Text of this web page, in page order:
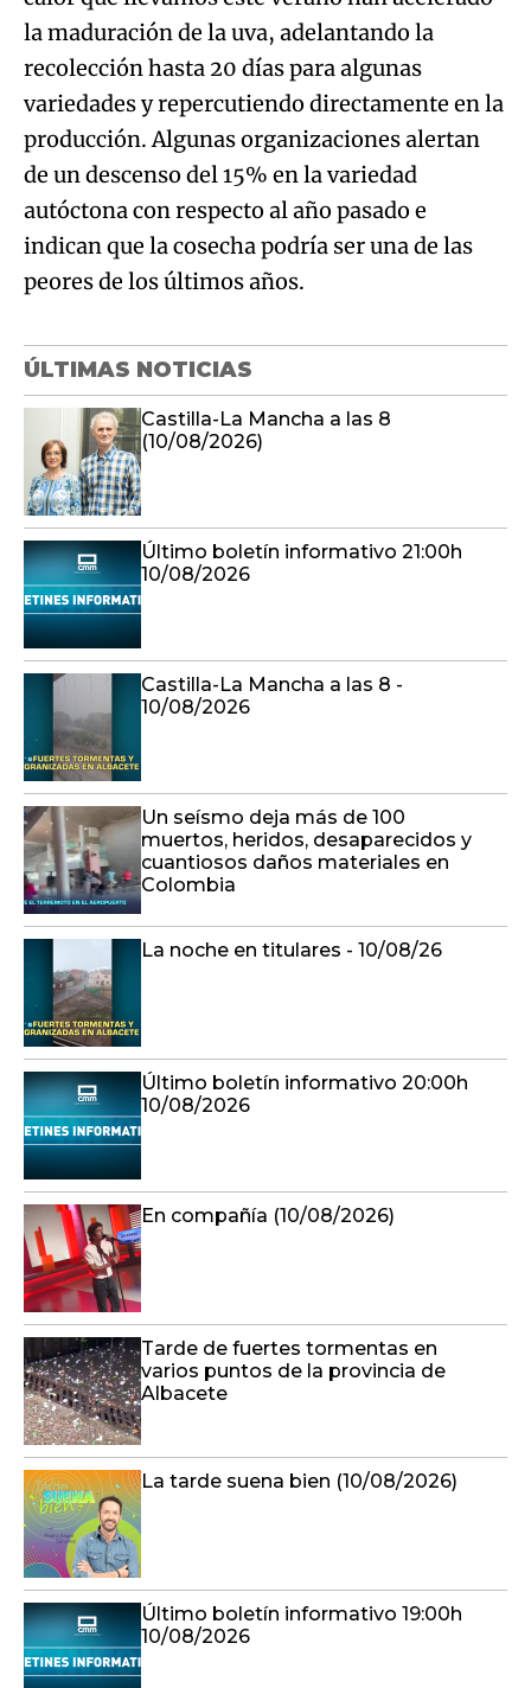
la maduración de la uva, adelantando la
recolección hasta 20 días para algunas
variedades y repercutiendo directamente en la
producción. Algunas organizaciones alertan
de un descenso del 15% en la variedad
autóctona con respecto al año pasado e
indican que la cosecha podría ser una de las
peores de los últimos años.
ÚLTIMAS NOTICIAS
Castilla-La Mancha a las 8
(10/08/2026)
Último boletín informativo 21:00h
10/08/2026
Castilla-La Mancha a las 8 -
10/08/2026
Un seísmo deja más de 100
muertos, heridos, desaparecidos y
cuantiosos daños materiales en
Colombia
La noche en titulares - 10/08/26
Último boletín informativo 20:00h
10/08/2026
En compañía (10/08/2026)
Tarde de fuertes tormentas en
varios puntos de la provincia de
Albacete
La tarde suena bien (10/08/2026)
Último boletín informativo 19:00h
10/08/2026